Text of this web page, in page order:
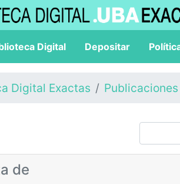
Digital Depositar
Digital Exactas Publicaciones
de